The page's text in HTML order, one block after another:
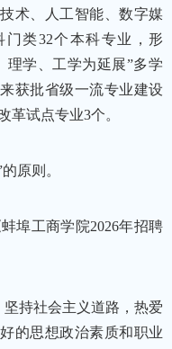
术、人工智能、数字媒
类32个本科专业，形
理学、工学为延展”多学
获批省级一流专业建设
革试点专业3个。
原则。
埠工商学院2026年招聘
坚持社会主义道路，热爱
的思想政治素质和职业